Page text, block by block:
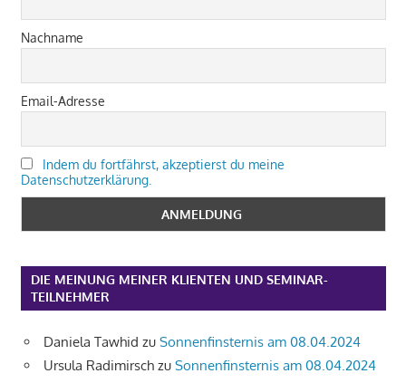
Nachname
Email-Adresse
Indem du fortfährst, akzeptierst du meine
Datenschutzerklärung.
DIE MEINUNG MEINER KLIENTEN UND SEMINAR-
TEILNEHMER
Daniela Tawhid zu Sonnenfinsternis am 08.04.2024
Ursula Radimirsch zu Sonnenfinsternis am 08.04.2024